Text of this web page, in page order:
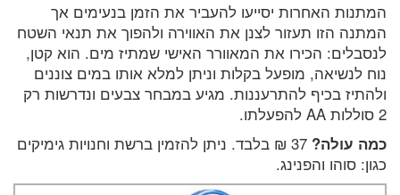
המתנות האחרות יסייעו להעביר את הזמן בנעימים אך
המתנה הזו תעזור לצנן את האווירה ולהפוך את תנאי השטח
לנסבלים: הכירו את המאוורר האישי שמתיז מים. הוא קטן,
נוח לנשיאה, מופעל בקלות וניתן למלא אותו במים צוננים
ולהתיז בכיף להתרעננות. מגיע במבחר צבעים ונדרשות רק
2 סוללות AA להפעלתו.
כמה עולה?
37 ₪ בלבד. ניתן להזמין ברשת וחנויות גימיקים
כגון: סוהו והפנינג.